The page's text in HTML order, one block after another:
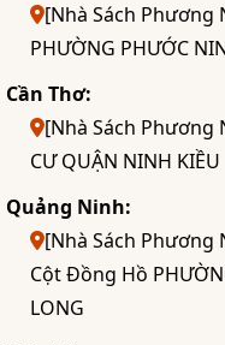
[Nhà Sách Phương
PHƯỜNG PHƯỚC
Cần Thơ:
[Nhà Sách Phương
CƯ QUẬN NINH KIỀU
Quảng Ninh:
[Nhà Sách Phương
Cột Đồng Hồ
LONG